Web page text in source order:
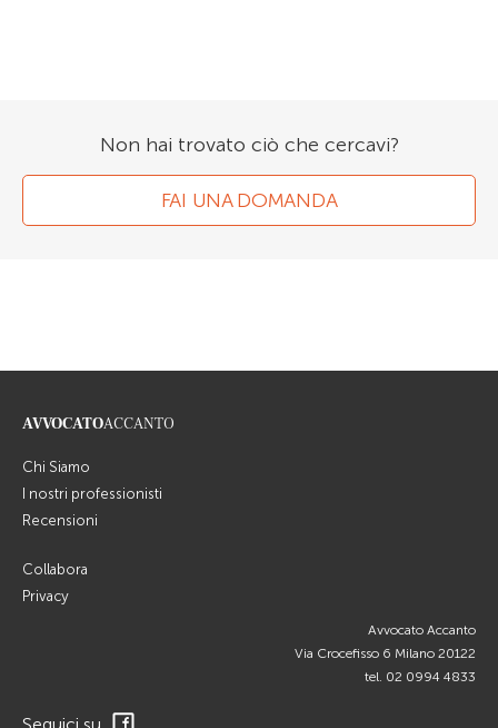
Non hai trovato ciò che cercavi?
FAI UNA DOMANDA
AVVOCATOACCANTO
Chi Siamo
I nostri professionisti
Recensioni
Collabora
Privacy
Avvocato Accanto
Via Crocefisso 6 Milano 20122
tel. 02 0994 4833